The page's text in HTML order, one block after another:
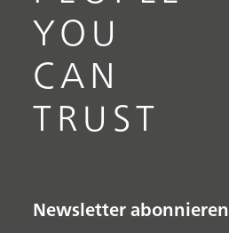
YOU
CAN
TRUST
Newsletter abonnieren